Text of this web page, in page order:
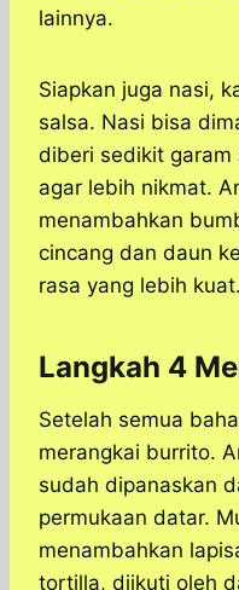
lainnya.
Siapkan juga nasi,
salsa. Nasi bisa
diberi sedikit garam
agar lebih nikmat.
menambahkan
cincang dan daun
rasa yang lebih kuat.
Langkah 4
Setelah semua
merangkai burrito.
sudah dipanaskan
permukaan datar.
menambahkan
tortilla, diikuti oleh